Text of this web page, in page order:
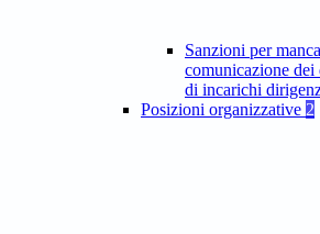
Sanzioni per
comunicazione dei
di incarichi
Posizioni organizzative 2